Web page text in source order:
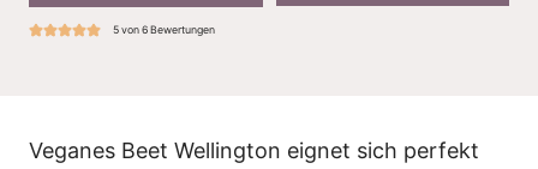
5von6Bewertungen
Veganes Beet Wellington eignet sich perfekt